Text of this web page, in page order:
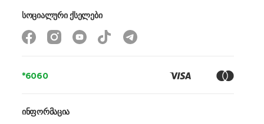
*6060
ინფორმაცია
სოციალური ქსელები